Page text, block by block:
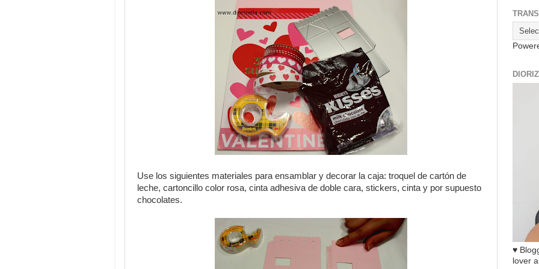
Use los siguientes materiales para ensamblar y decorar la caja: troquel de cartón de
leche, cartoncillo color rosa, cinta adhesiva de doble cara, stickers, cinta y por supuesto
chocolates.
♥
lover